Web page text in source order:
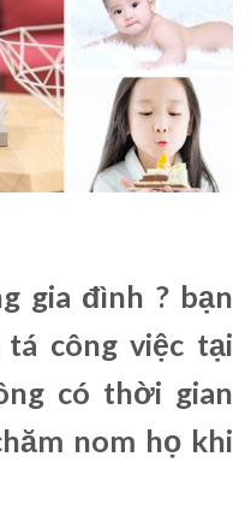
gia đình ? bạn
công việc tại
có thời gian
nom họ khi